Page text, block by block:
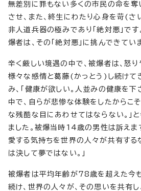
無差別に罪もない多くの市民の命を奪
させ、また、終生にわたり心身を苛(さ
非人道兵器の極みであり「絶対悪」で
爆者は、その「絶対悪」に挑んできてい
辛く厳しい境遇の中で、被爆者は、怒り
様々な感情と葛藤(かっとう)し続けて
み、「健康が欲しい。人並みの健康を下
中で、自らが悲惨な体験をしたからこそ
な残酷な目にあわせてはならない。」
ました。被爆当時14歳の男性は訴えま
愛する気持ちを世界の人々が共有する
は決して夢ではない。」
被爆者は平均年齢が78歳を超えた今
続け、世界の人々が、その思いを共有